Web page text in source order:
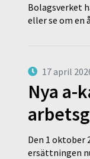
Bolagsverket
eller se om en
17 april
Nya a-
Den 1 oktober
ersättningen